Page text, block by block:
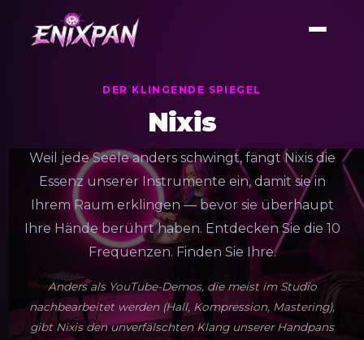
DER KLINGENDE SPIEGEL
Nixis
Weil jede Seele anders schwingt, fängt Nixis die
Essenz unserer Instrumente ein, damit sie in
Ihrem Raum erklingen — bevor sie überhaupt
Ihre Hände berührt haben. Entdecken Sie die 10
Frequenzen. Finden Sie Ihre.
Anders als YouTube-Demos, die meist im Studio
nachbearbeitet werden (Hall, Kompression, Mastering),
gibt Nixis den unverfälschten Klang unserer Handpans